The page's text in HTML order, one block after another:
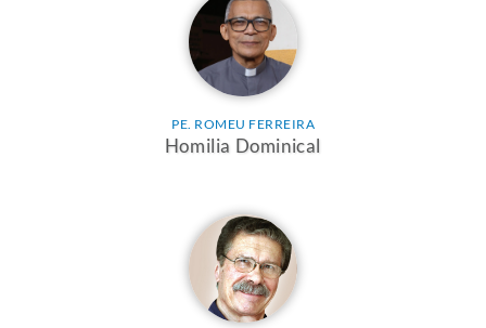
PE. ROMEU FERREIRA
Homilia Dominical